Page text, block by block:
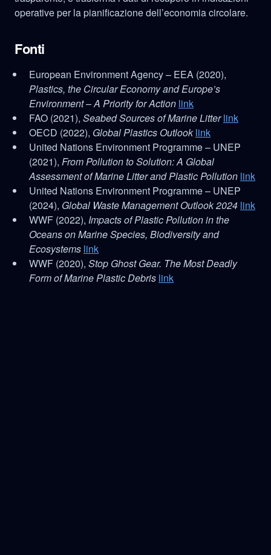
operative per la pianificazione dell’economia circolare.
Fonti
European Environment Agency – EEA (2020),
Plastics, the Circular Economy and Europe’s
Environment – A Priority for Action link
FAO (2021), Seabed Sources of Marine Litterlink
OECD (2022), Global Plastics Outlooklink
United Nations Environment Programme – UNEP
(2021), From Pollution to Solution: A Global
Assessment of Marine Litter and Plastic Pollution link
United Nations Environment Programme – UNEP
(2024), Global Waste Management Outlook 2024 link
WWF (2022), Impacts of Plastic Pollution in the
Oceans on Marine Species, Biodiversity and
Ecosystems link
WWF (2020), Stop Ghost Gear. The Most Deadly
Form of Marine Plastic Debris link